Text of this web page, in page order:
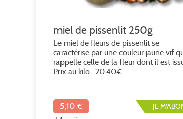
miel de pissenlit 250g
Le miel de fleurs de pissenlit se
caractérise par une couleur jaune vif
rappelle celle de la fleur dont il est
Prix au kilo : 20.40€
JE
5,10 €